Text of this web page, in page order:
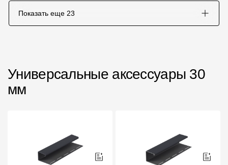
Показать еще 23
Универсальные аксессуары 30
мм